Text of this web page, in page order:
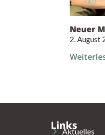
Neuer
2. August
Links
Aktuelles